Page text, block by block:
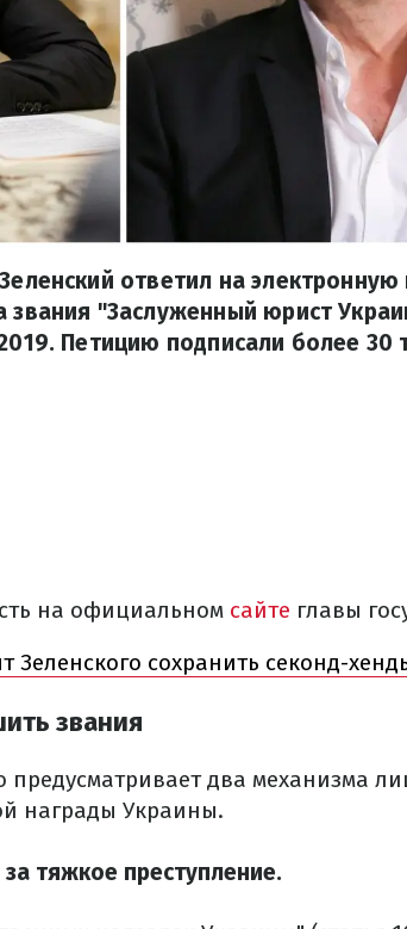
ответил на
"Заслуженный юрист
Петицию подписали более 30
на официальном сайте главы
Зеленского сохранить секонд-
звания
предусматривает два механизма
награды Украины.
тяжкое преступление.